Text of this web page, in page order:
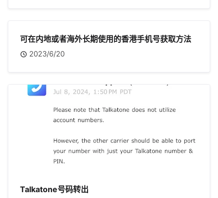
可在内地或者海外长期使用的香港手机号获取方法
2023/6/20
Talkatone号码转出